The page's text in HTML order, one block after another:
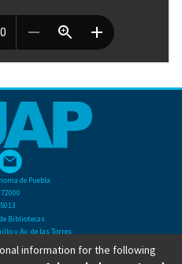
de Puebla
Bibliotecas
y Av. de las Torres
Col. San Manuel
information for the following